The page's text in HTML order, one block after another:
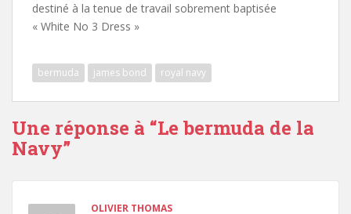
destiné à la tenue de travail sobrement baptisée
« White No 3 Dress »
bermuda james bond royal navy
Une réponse à “Le bermuda de la
Navy”
OLIVIER THOMAS